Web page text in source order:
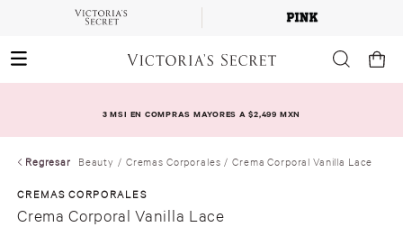
3 MSI EN COMPRAS MAYORES A $2,499 MXN
Regresar Beauty Cremas Corporales Crema Corporal Vanilla Lace
CREMAS CORPORALES
Crema Corporal Vanilla Lace